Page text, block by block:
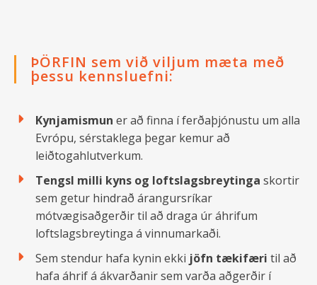
ÞÖRFIN sem við viljum mæta með
þessu kennsluefni:
Kynjamismun er að finna í ferðaþjónustu um alla
Evrópu, sérstaklega þegar kemur að
leiðtogahlutverkum.
Tengsl milli kyns og loftslagsbreytinga skortir
sem getur hindrað árangursríkar
mótvægisaðgerðir til að draga úr áhrifum
loftslagsbreytinga á vinnumarkaði.
Sem stendur hafa kynin ekki jöfn tækifæri til að
hafa áhrif á ákvarðanir sem varða aðgerðir í